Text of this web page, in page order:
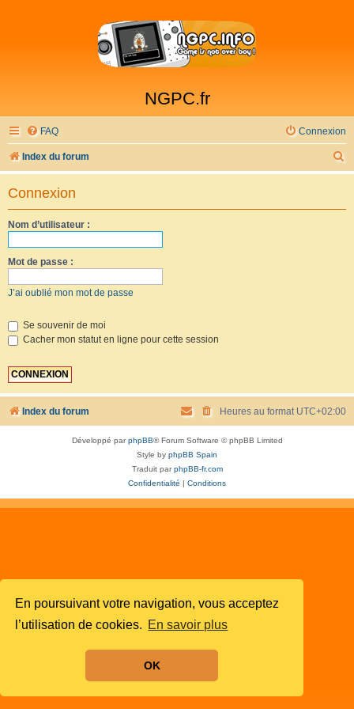
En poursuivant votre navigation, vous acceptez
l’utilisation de cookies. En savoir plus
OK
NGPC.fr
FAQ Connexion
Index du forum
e
Connexion
Nom d’utilisateur :
Mot de passe :
J’ai oublié mon mot de passe
Se souvenir de moi
Cacher mon statut en ligne pour cette session
Index du forum Heures au format UTC+02:00
Développé parphpBB® Forum Software © phpBB Limited
Style by phpBB Spain
Traduit parphpBB-fr.com
Confidentialité
Conditions